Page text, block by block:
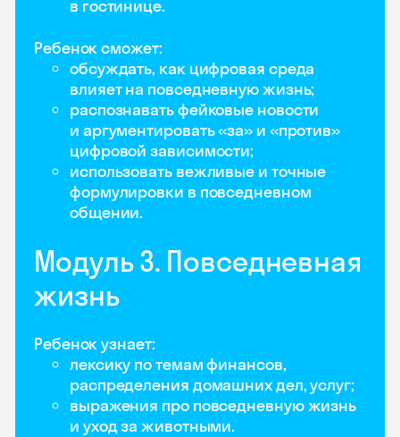
в гостинице.
Ребенок сможет:
обсуждать, как цифровая среда
влияет на повседневную жизнь;
распознавать фейковые новости
и аргументировать «за» и «против»
цифровой зависимости;
использовать вежливые и точные
формулировки в повседневном
общении.
Модуль 3. Повседневная
жизнь
Ребенок узнает:
лексику по темам финансов,
распределения домашних дел, услуг;
выражения про повседневную жизнь
и уход за животными.